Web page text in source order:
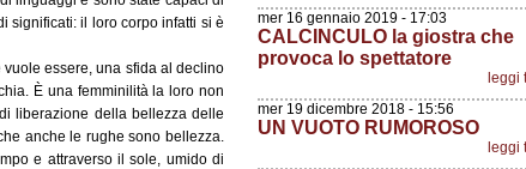
significati: il loro corpo infatti si è
essere, una sfida al declino
È una femminilità la loro non
liberazione della bellezza delle
anche le rughe sono bellezza.
e attraverso il sole, umido di
mer 16 gennaio 2019 - 17:03
CALCINCULO la giostra che
provoca lo spettatore
leggi
mer 19 dicembre 2018 - 15:56
UN VUOTO RUMOROSO
leggi